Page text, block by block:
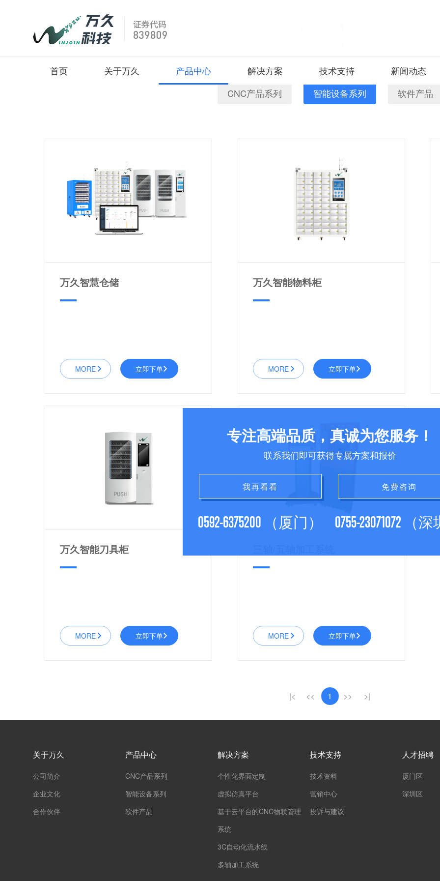
首页 关于万久 产品中心 解决方案 技术支持 新闻动态
CNC产品系列 智能设备系列 软件产品
万久智慧仓储
MORE 立即下单
万久智能物料柜
MORE 立即下单
万久智能刀具柜
MORE 立即下单 MORE 立即下单
|< << 1 >> >|
关于万久
公司简介
企业文化
合作伙伴
产品中心
CNC产品系列
智能设备系列
软件产品
解决方案
个性化界面定制
虚拟仿真平台
基于云平台的CNC物联管理
系统
3C自动化流水线
多轴加工系统
技术支持
技术资料
营销中心
投诉与建议
人才招聘
厦门区
深圳区
专注高端品质，真诚为您服务！
联系我们即可获得专属方案和报价
我再看看 免费咨询
0592-6375200 （厦门） 0755-23071072 （